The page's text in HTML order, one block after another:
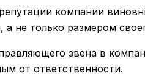
компании
не только размером
звена в
от ответственности.